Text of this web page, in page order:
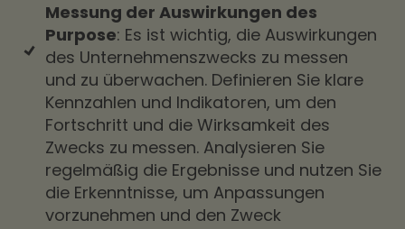
Messung der Auswirkungen des
Purpose: Es ist wichtig, die Auswirkungen
des Unternehmenszwecks zu messen
und zu überwachen. Definieren Sie klare
Kennzahlen und Indikatoren, um den
Fortschritt und die Wirksamkeit des
Zwecks zu messen. Analysieren Sie
regelmäßig die Ergebnisse und nutzen Sie
die Erkenntnisse, um Anpassungen
vorzunehmen und den Zweck